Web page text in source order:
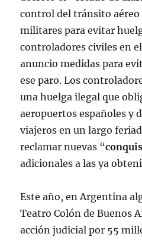
control del tránsito aéreo
militares para evitar
controladores civiles en
anuncio medidas para
ese paro. Los
una huelga ilegal que
aeropuertos españoles y
viajeros en un largo
reclamar nuevas “
adicionales a las ya
Este año, en Argentina
Teatro Colón de Buenos
acción judicial por 55